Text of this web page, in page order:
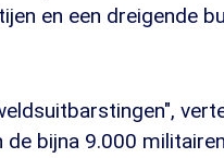
en een dreigende
de bijna 9.000